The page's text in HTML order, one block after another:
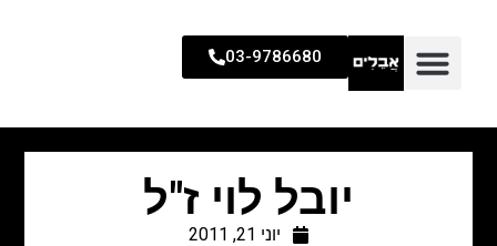
03-9786680
יובל לוי ז"ל
יוני 21, 2011